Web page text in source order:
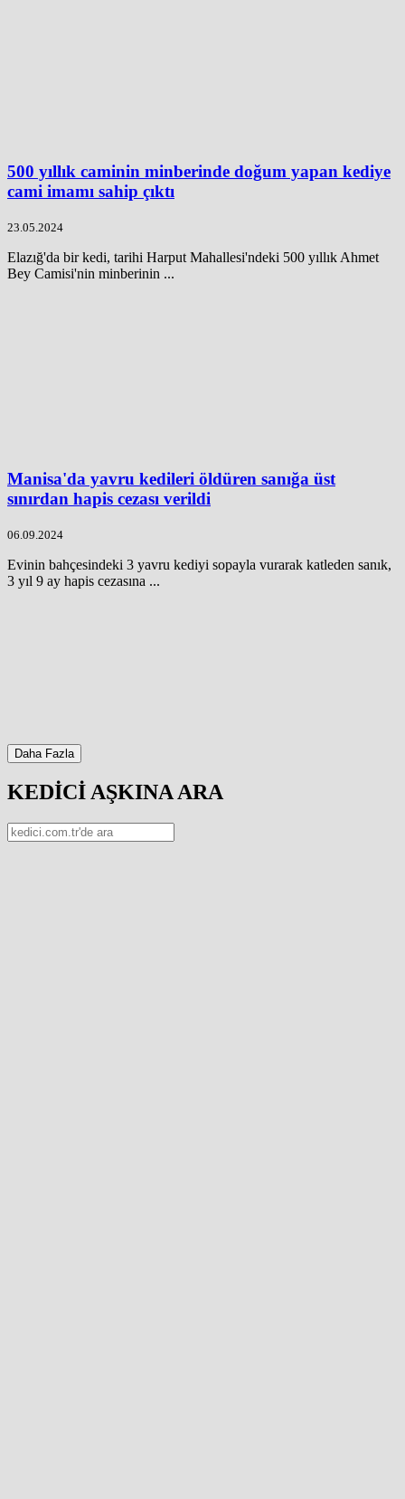
500 yıllık caminin minberinde doğum yapan kediye
cami imamı sahip çıktı
23.05.2024
Elazığ'da bir kedi, tarihi Harput Mahallesi'ndeki 500 yıllık Ahmet
Bey Camisi'nin minberinin ...
Manisa'da yavru kedileri öldüren sanığa üst
sınırdan hapis cezası verildi
06.09.2024
Evinin bahçesindeki 3 yavru kediyi sopayla vurarak katleden sanık,
3 yıl 9 ay hapis cezasına ...
Daha Fazla
KEDİCİ AŞKINA ARA